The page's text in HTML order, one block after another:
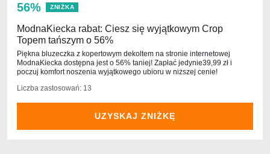
56% ZNIŻKA
ModnaKiecka rabat: Ciesz się wyjątkowym Crop
Topem tańszym o 56%
Piękna bluzeczka z kopertowym dekoltem na stronie internetowej
ModnaKiecka dostępna jest o 56% taniej! Zapłać jedynie39,99 zł i
poczuj komfort noszenia wyjątkowego ubioru w niższej cenie!
Liczba zastosowań: 13
UZYSKAJ ZNIŻKĘ